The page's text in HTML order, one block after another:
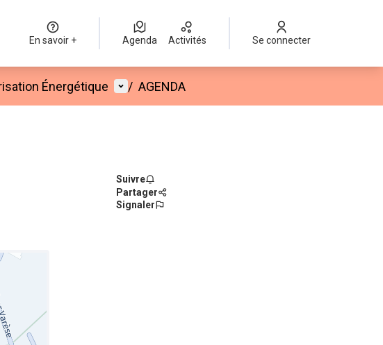
En savoir + Agenda Activités Se connecter
Énergétique Menu utilisateur
/ AGENDA
Suivre
Partager
Signaler